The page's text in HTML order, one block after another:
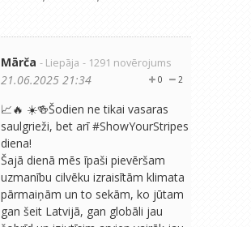
Mārča - Liepāja - 1291 novērojums
2
0
21.06.2025 21:34
📈🔥 ☀️🍻Šodien ne tikai vasaras
saulgrieži, bet arī #ShowYourStripes
diena!
Šajā dienā mēs īpaši pievēršam
uzmanību cilvēku izraisītām klimata
pārmaiņām un to sekām, ko jūtam
gan šeit Latvijā, gan globāli jau